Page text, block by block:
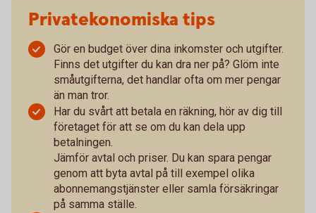
Privatekonomiska tips
Gör en budget över dina inkomster och utgifter.
Finns det utgifter du kan dra ner på? Glöm inte
småutgifterna, det handlar ofta om mer pengar
än man tror.
Har du svårt att betala en räkning, hör av dig till
företaget för att se om du kan dela upp
betalningen.
Jämför avtal och priser. Du kan spara pengar
genom att byta avtal på till exempel olika
abonnemangstjänster eller samla försäkringar
på samma ställe.